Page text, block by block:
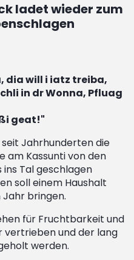
ladet wieder zum
dia will i iatz treiba,
in dr Wonna, Pfluag
geat!"
Jahrhunderten die
am Kassunti von den
Tal geschlagen
soll einem Haushalt
Jahr bringen.
für Fruchtbarkeit und
vertrieben und der lang
werden.